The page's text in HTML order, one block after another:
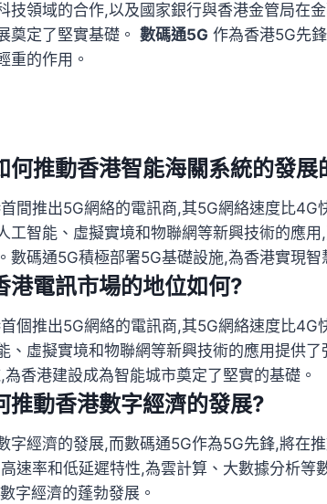
技領域的合作,以及國家銀行與香港金管局在
奠定了堅實基礎。 數碼通5G 作為香港5G先
重的作用。
何推動香港智能海關系統的發展
間推出5G網絡的電訊商,其5G網絡速度比
工智能、虛擬實境和物聯網等新興技術的應
數碼通5G積極部署5G基礎設施,為香港實現智
港電訊市場的地位如何?
個推出5G網絡的電訊商,其5G網絡速度比
、虛擬實境和物聯網等新興技術的應用提供
香港建設成為智能城市奠定了堅實的基礎。
推動香港數字經濟的發展?
字經濟的發展,而數碼通5G作為5G先鋒,將在
速率和低延遲特性,為雲計算、大數據分析等
字經濟的蓬勃發展。